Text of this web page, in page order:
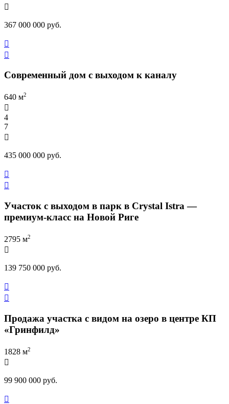

367 000 000 руб.


Современный дом с выходом к каналу
640 м2

4
7

435 000 000 руб.


Участок с выходом в парк в Crystal Istra —
премиум-класс на Новой Риге
2795 м2

139 750 000 руб.


Продажа участка с видом на озеро в центре КП
«Гринфилд»
1828 м2

99 900 000 руб.
